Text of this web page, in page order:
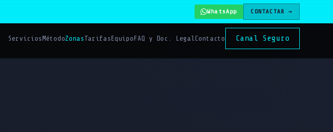
WhatsApp CONTACTAR →
Servicios MétodoZonas Tarifas Equipo FAQ y Doc. LegalContacto Canal Seguro